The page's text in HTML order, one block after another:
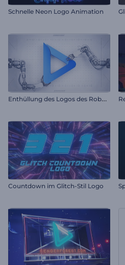
Schnelle Neon Logo Animation
E
nthüllung des Logos des Roboterarms
Countdown im Glitch-Stil Logo